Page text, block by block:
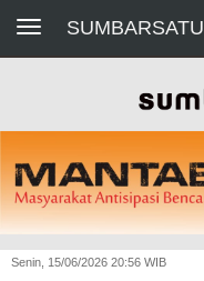
Toggle navigationSUMBARSATU
Senin, 15/06/2026 20:56 WIB